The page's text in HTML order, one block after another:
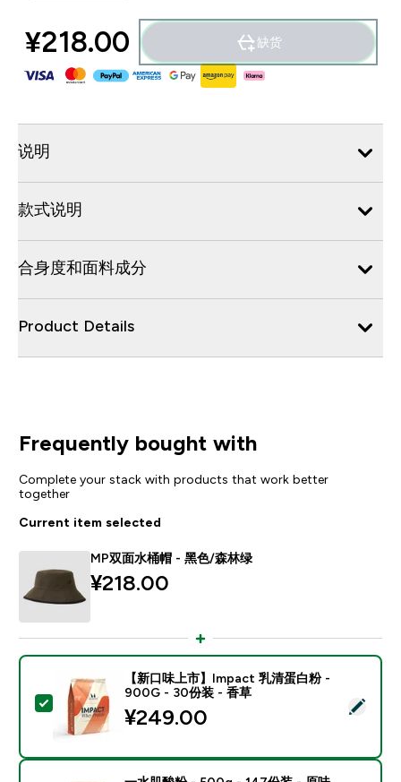
¥218.00‎ 缺货
说明
款式说明
合身度和面料成分
Product Details
Frequently bought with
Complete your stack with products that work better
together
Current item selected
MP双面水桶帽 - 黑色/森林绿
¥218.00‎
Select this product - 【新口味上市】Impact 乳清蛋
【新口味上市】Impact 乳清蛋白粉 -
900G - 30份装 - 香草
¥249.00‎